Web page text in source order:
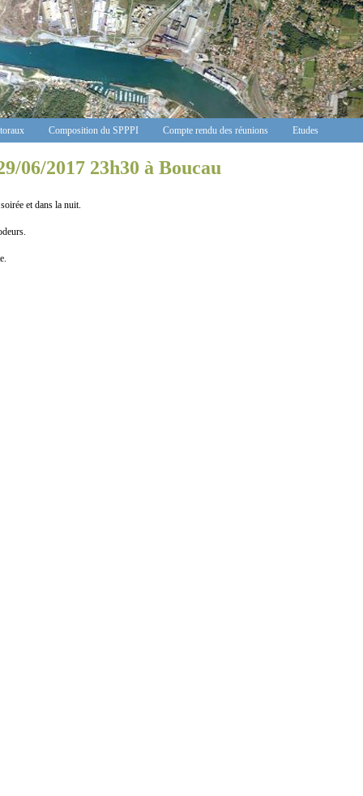
Composition du SPPPI Compte rendu des réunions Etudes
06/2017 23h30 à Boucau
et dans la nuit.